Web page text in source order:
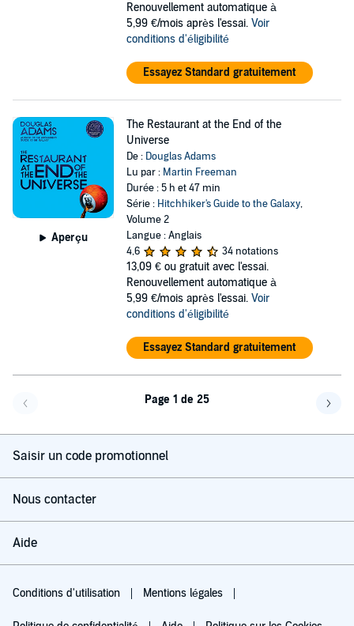
Renouvellement automatique à
5,99 €/mois après l'essai. Voir
conditions d'éligibilité
Essayez Standard gratuitement
Aperçu
The Restaurant at the End of the
Universe
De : Douglas Adams
Lu par : Martin Freeman
Durée : 5 h et 47 min
Série : Hitchhiker's Guide to the Galaxy,
Volume 2
Langue : Anglais
4,6
34 notations
13,09 € ou gratuit avec l'essai.
Renouvellement automatique à
5,99 €/mois après l'essai. Voir
conditions d'éligibilité
Essayez Standard gratuitement
Page 1 de 25
Saisir un code promotionnel
Nous contacter
Aide
Conditions d'utilisation Mentions légales